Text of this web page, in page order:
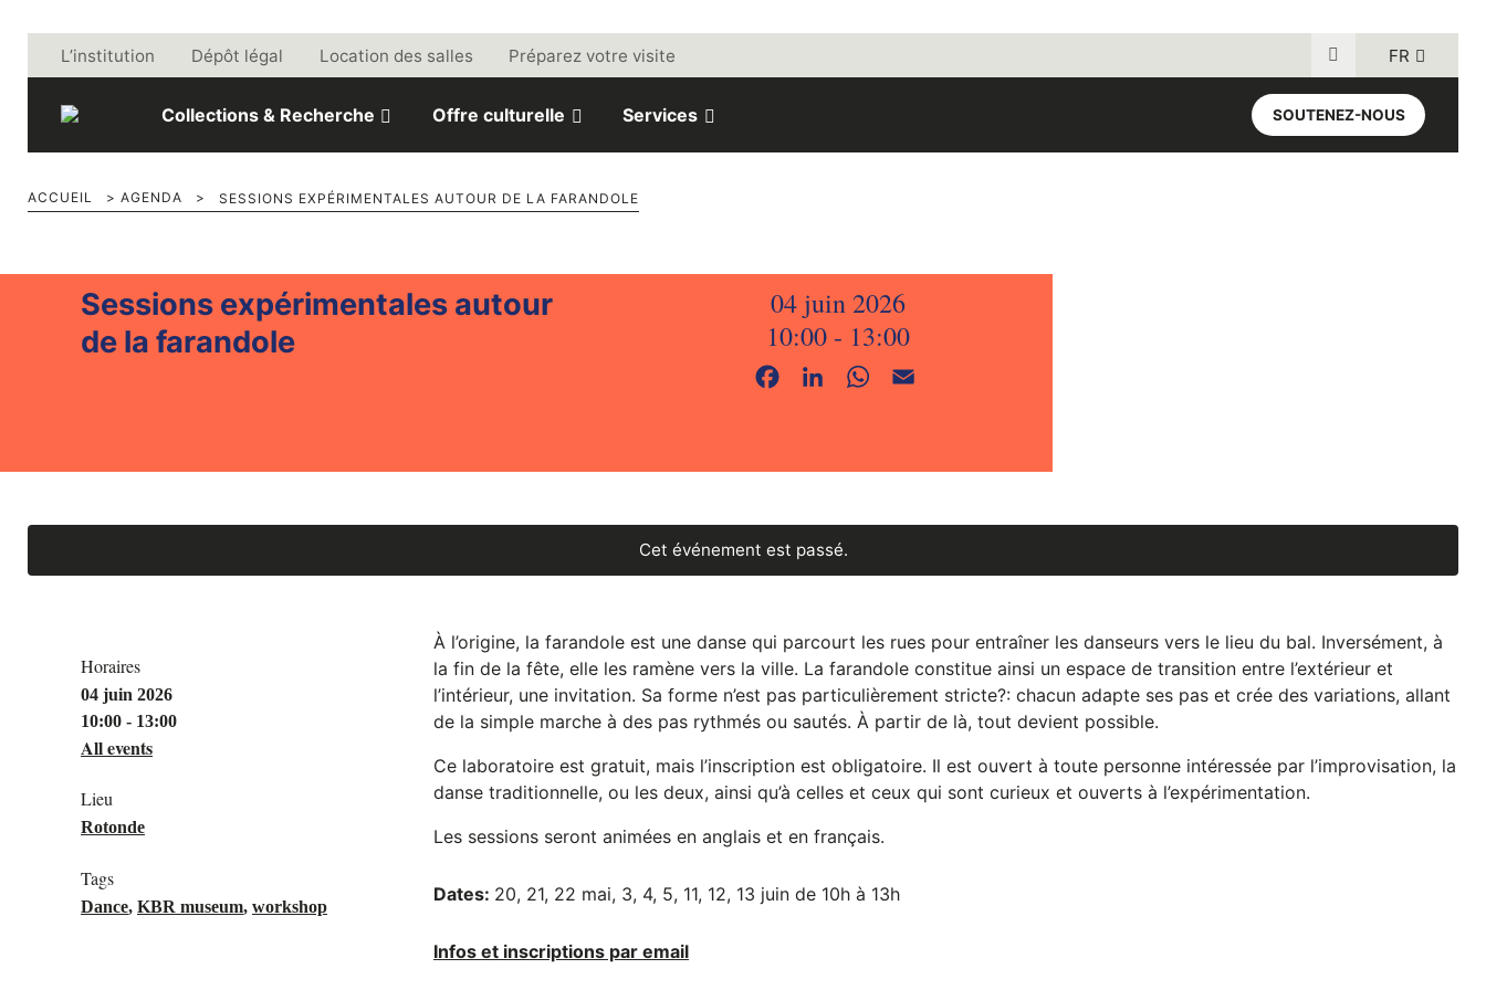
L’institution Dépôt légal Location des salles Préparez votre visite Recherche pour :
FR
Collections & Recherche Offre culturelle Services SOUTENEZ-NOUS
ACCUEIL > AGENDA > SESSIONS EXPÉRIMENTALES AUTOUR DE LA FARANDOLE
Sessions expérimentales autour
de la farandole
04 juin 2026
10:00 - 13:00
FacebookLinkedInWhatsApp
Cet événement est passé.
Horaires
04 juin 2026
10:00 - 13:00
All events
Lieu
Rotonde
Tags
Dance KBR museum workshop
À l’origine, la farandole est une danse qui parcourt les rues pour entraîner les danseurs vers le lieu du bal. Inversément, à
la fin de la fête, elle les ramène vers la ville. La farandole constitue ainsi un espace de transition entre l’extérieur et
l’intérieur, une invitation. Sa forme n’est pas particulièrement stricte?: chacun adapte ses pas et crée des variations, allant
de la simple marche à des pas rythmés ou sautés. À partir de là, tout devient possible.
Ce laboratoire est gratuit, mais l’inscription est obligatoire. Il est ouvert à toute personne intéressée par l’improvisation, la
danse traditionnelle, ou les deux, ainsi qu’à celles et ceux qui sont curieux et ouverts à l’expérimentation.
Les sessions seront animées en anglais et en français.
Dates: 20, 21, 22 mai, 3, 4, 5, 11, 12, 13 juin de 10h à 13h
Infos et inscriptions par email